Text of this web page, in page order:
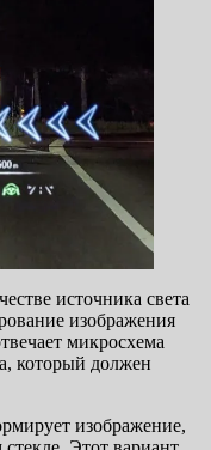
источника света
изображения
микросхема
который должен
изображение,